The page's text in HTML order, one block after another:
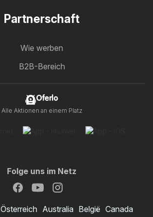
Partnerschaft
Wie werben
B2B-Bereich
Oferlo
Alle Aktionen an einem Platz
Folge uns im Netz
Österreich Australia België Canada